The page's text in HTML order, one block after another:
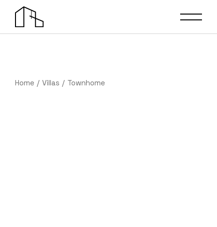
Home Villas Townhome